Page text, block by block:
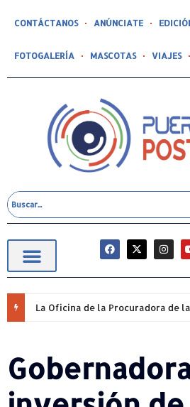
CONTÁCTANOS ANÚNCIATE
FOTOGALERÍA MASCOTAS VIAJES